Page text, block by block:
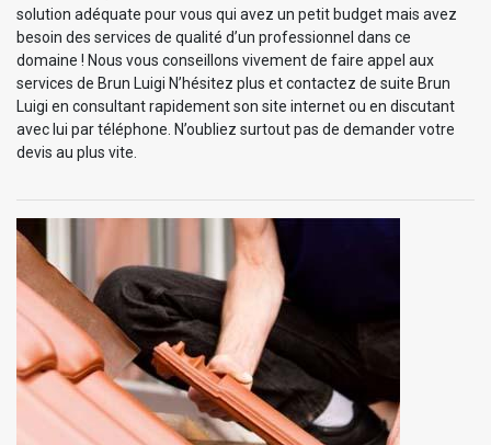
solution adéquate pour vous qui avez un petit budget mais avez
besoin des services de qualité d’un professionnel dans ce
domaine ! Nous vous conseillons vivement de faire appel aux
services de Brun Luigi N’hésitez plus et contactez de suite Brun
Luigi en consultant rapidement son site internet ou en discutant
avec lui par téléphone. N’oubliez surtout pas de demander votre
devis au plus vite.